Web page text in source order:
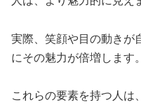
実際、笑顔や目の動きが
にその魅力が倍増します。
これらの要素を持つ人は